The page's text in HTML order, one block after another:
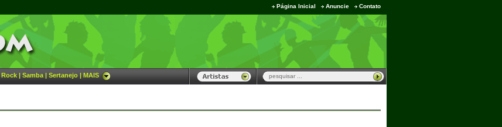
Página Inicial Anuncie Contato
Rock | Samba | Sertanejo | MAIS